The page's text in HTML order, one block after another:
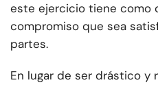
este ejercicio tiene como
compromiso que sea
partes.
En lugar de ser drástico y